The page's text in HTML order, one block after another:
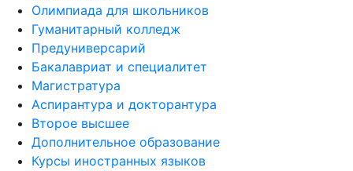
Олимпиада для школьников
Гуманитарный колледж
Предуниверсарий
Бакалавриат и специалитет
Магистратура
Аспирантура и докторантура
Второе высшее
Дополнительное образование
Курсы иностранных языков